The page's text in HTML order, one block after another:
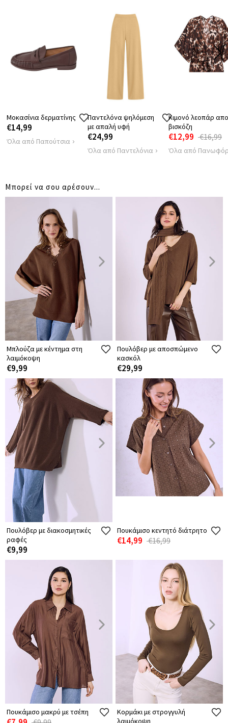
ΑΠΟΣΤΑΣΗ
ΩΜΩΝ
74
67
128
Μοκασίνια δερματίνης
€14,99
Όλα από Παπούτσια
Παντελόνα ψηλόμεση
με απαλή υφή
€24,99
Όλα από Παντελόνια
Κιμονό λεοπάρ απο
βισκόζη
€12,99 €16,99
Όλα από
Μπορεί να σου αρέσουν...
Μπλούζα με κέντημα στη
λαιμόκοψη
€9,99
Πουλόβερ με αποσπώμενο
κασκόλ
€29,99
Πουλόβερ με διακοσμητικές
ραφές
€9,99
Πουκάμισο κεντητό διάτρητο
€14,99 €16,99
Πουκάμισο μακρύ με τσέπη
Κορμάκι με στρογγυλή
λαιμόκοψη